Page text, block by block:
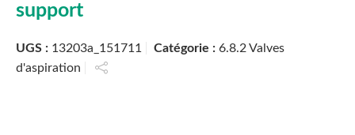
support
UGS : 13203a_151711 Catégorie : 6.8.2 Valves
d'aspiration